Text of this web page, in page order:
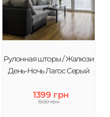
Рулонная шторы / Жалюзи
День-Ночь Лагос Серый
1399 грн
1500 грн